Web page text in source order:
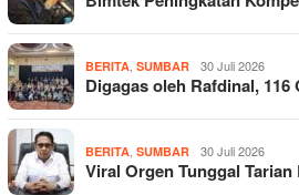
BERITA SUMBAR 30 Juli 2026
Digagas oleh Rafdinal,
BERITA SUMBAR 30 Juli 2026
Viral Orgen Tunggal